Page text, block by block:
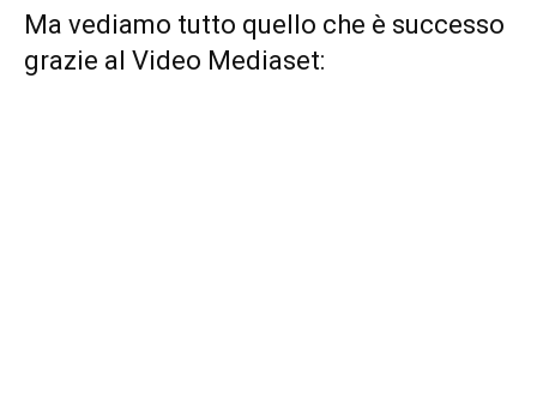
Ma vediamo tutto quello che è successo
grazie al Video Mediaset: